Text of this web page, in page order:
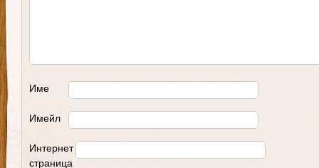
Име
Имейл
Интернет
страница